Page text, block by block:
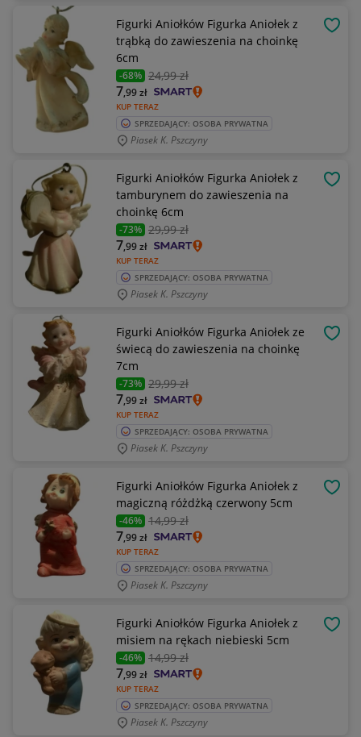
Figurki Aniołków Figurka Aniołek z
trąbką do zawieszenia na choinkę
6cm
-68% 24,99 zł
KUP TERAZ
7,99zł
SPRZEDAJĄCY: OSOBA PRYWATNA
Piasek K. Pszczyny
Figurki Aniołków Figurka Aniołek z
tamburynem do zawieszenia na
choinkę 6cm
-73% 29,99 zł
KUP TERAZ
7,99zł
SPRZEDAJĄCY: OSOBA PRYWATNA
Piasek K. Pszczyny
Figurki Aniołków Figurka Aniołek ze
świecą do zawieszenia na choinkę
7cm
-73% 29,99 zł
KUP TERAZ
7,99zł
SPRZEDAJĄCY: OSOBA PRYWATNA
Piasek K. Pszczyny
Figurki Aniołków Figurka Aniołek z
magiczną różdżką czerwony 5cm
-46% 14,99 zł
KUP TERAZ
7,99zł
SPRZEDAJĄCY: OSOBA PRYWATNA
Piasek K. Pszczyny
Figurki Aniołków Figurka Aniołek z
misiem na rękach niebieski 5cm
-46% 14,99 zł
KUP TERAZ
7,99zł
SPRZEDAJĄCY: OSOBA PRYWATNA
Piasek K. Pszczyny